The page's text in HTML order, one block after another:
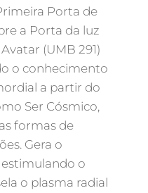
Porta de
a Porta da luz
(UMB 291)
o conhecimento
a partir do
Ser Cósmico,
formas de
Gera o
o
o plasma radial